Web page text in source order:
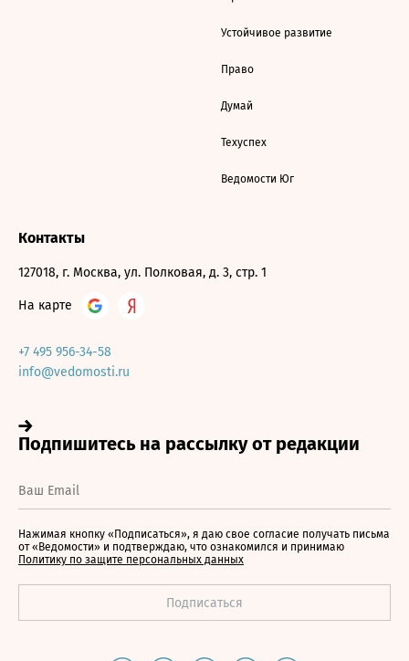
Устойчивое развитие
Право
Думай
Техуспех
Ведомости Юг
Контакты
127018, г. Москва, ул. Полковая, д. 3, стр. 1
На карте
+7 495 956-34-58
info@vedomosti.ru
Нажимая кнопку «Подписаться», я даю свое согласие получать письма
от «Ведомости» и подтверждаю, что ознакомился и принимаю
Политику по защите персональных данных